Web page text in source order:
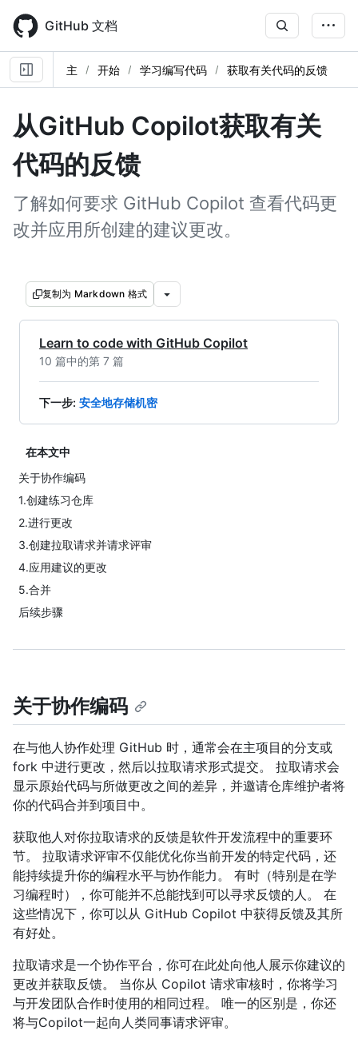
main
content
GitHub 文档
主 开始 学习编写代码 获取有关代码的反馈
从GitHub Copilot获取有关
代码的反馈
了解如何要求 GitHub Copilot 查看代码更
改并应用所创建的建议更改。
复制为 Markdown 格式
Learn to code with GitHub Copilot
10 篇中的第 7 篇
下一步: 安全地存储机密
在本文中
关于协作编码
1.创建练习仓库
2.进行更改
3.创建拉取请求并请求评审
4.应用建议的更改
5.合并
后续步骤
关于协作编码
在与他人协作处理 GitHub 时，通常会在主项目的分支或
fork 中进行更改，然后以拉取请求形式提交。 拉取请求会
显示原始代码与所做更改之间的差异，并邀请仓库维护者将
你的代码合并到项目中。
获取他人对你拉取请求的反馈是软件开发流程中的重要环
节。 拉取请求评审不仅能优化你当前开发的特定代码，还
能持续提升你的编程水平与协作能力。 有时（特别是在学
习编程时），你可能并不总能找到可以寻求反馈的人。 在
这些情况下，你可以从 GitHub Copilot 中获得反馈及其所
有好处。
拉取请求是一个协作平台，你可在此处向他人展示你建议的
更改并获取反馈。 当你从 Copilot 请求审核时，你将学习
与开发团队合作时使用的相同过程。 唯一的区别是，你还
将与Copilot一起向人类同事请求评审。